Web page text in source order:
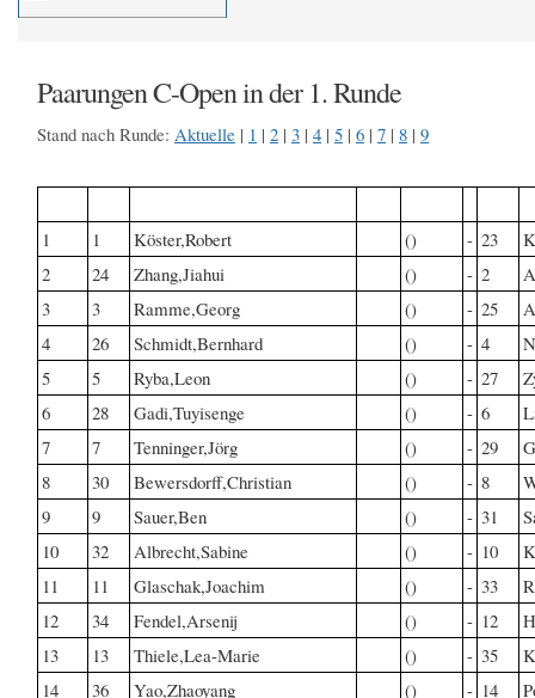
Paarungen C-Open in der 1. Runde
Stand nach Runde: Aktuelle | 1 | 2 | 3 | 4 | 5 | 6 | 7 | 8 | 9
1 1 Köster,Robert () - 23
2
24 Zhang,Jiahui () - 2
3
3 Ramme,Georg () - 25
4
26 Schmidt,Bernhard () - 4
5
5 Ryba,Leon () - 27
6
28 Gadi,Tuyisenge () - 6
7
7 Tenninger,Jörg () - 29
8
30 Bewersdorff,Christian () - 8
9
9 Sauer,Ben () - 31
10
32 Albrecht,Sabine () - 10
11
11 Glaschak,Joachim () - 33
12
34 Fendel,Arsenij () - 12
13
13 Thiele,Lea-Marie () - 35
14
36 Yao,Zhaoyang () - 14